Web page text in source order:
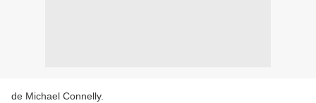
de Michael Connelly.